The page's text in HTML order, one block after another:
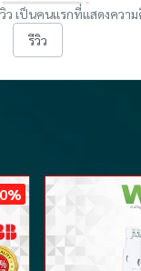
ว เป็นคนแรกที่แสดงควา
รีวิว